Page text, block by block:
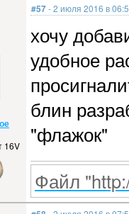
16V
#57- 2 июля 2016 в
хочу
удобное
блин
"флажок"
Файл